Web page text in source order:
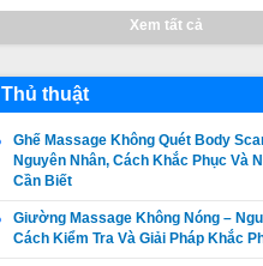
Xem tất cả
Thủ thuật
Ghế Massage Không Quét Body
Nguyên Nhân, Cách Khắc Phục Và
Cần Biết
Giường Massage Không Nóng –
Cách Kiểm Tra Và Giải Pháp Khắc